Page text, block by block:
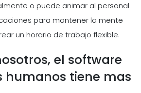
o puede animar al personal
para mantener la mente
un horario de trabajo flexible.
el software
humanos tiene mas